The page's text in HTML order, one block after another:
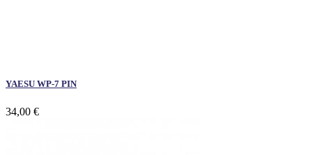
YAESU WP-7 PIN
34,00 €